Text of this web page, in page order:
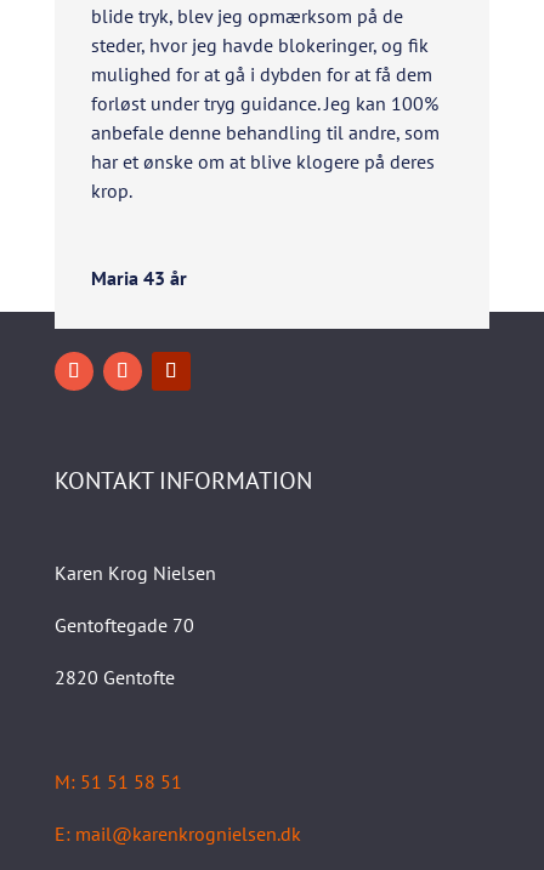
blide tryk, blev jeg opmærksom på de
steder, hvor jeg havde blokeringer, og fik
mulighed for at gå i dybden for at få dem
forløst under tryg guidance. Jeg kan 100%
anbefale denne behandling til andre, som
har et ønske om at blive klogere på deres
krop.
Maria 43 år
KONTAKT INFORMATION
Karen Krog Nielsen
Gentoftegade 70
2820 Gentofte
M: 51 51 58 51
E: mail@karenkrognielsen.dk